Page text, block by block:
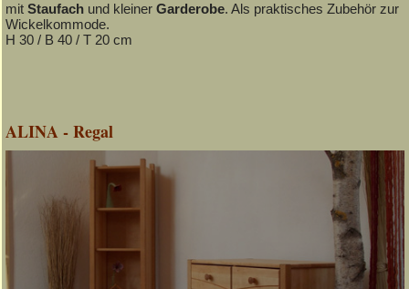
mit Staufachund kleiner Garderobe. Als praktisches Zubehör zur
Wickelkommode.
H 30 / B 40 / T 20 cm
ALINA - Regal